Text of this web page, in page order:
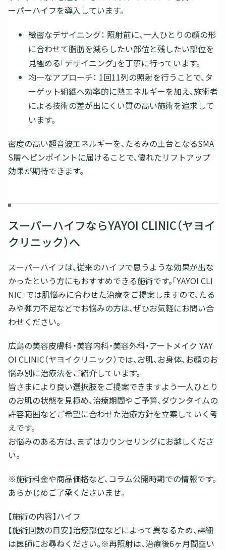
ーパーハイフを導入しています。
緻密なデザイニング： 照射前に、一人ひとりの顔の形
に合わせて脂肪を減らしたい部位と残したい部位を
見極める「デザイニング」を丁寧に行っています。
均一なアプローチ： 1回11列の照射を行うことで、タ
ーゲット組織へ効率的に熱エネルギーを加え、施術者
による技術の差が出にくい質の高い施術を追求して
います。
密度の高い超音波エネルギーを、たるみの土台となるSMA
S層へピンポイントに届けることで、優れたリフトアップ
効果が期待できます。
スーパーハイフならYAYOI CLINIC（ヤヨイ
クリニック）へ
スーパーハイフは、従来のハイフで思うような効果が出な
かったという方にもおすすめできる施術です。「YAYOI CLI
NIC」では肌悩みに合わせた治療をご提案しますので、たる
みや弾力不足などでお悩みの方は、ぜひお気軽にお問い合
わせください。
広島の美容皮膚科・美容内科・美容外科・アートメイク YAY
OI CLINIC（ヤヨイクリニック）では、お肌、お身体、お顔のお
悩み別に治療法をご紹介しています。
皆さまにより良い選択肢をご提案できますよう一人ひとり
のお肌の状態を見極め、治療期間やご予算、ダウンタイムの
許容範囲などご希望に合わせた治療方針を立案していく考
えです。
お悩みのある方は、まずはカウンセリングにお越しくださ
い。
※施術料金や商品価格など、コラム公開時期での情報です。
あらかじめご了承くださいませ。
【施術の内容】ハイフ
【施術回数の目安】治療部位などによって異なるため、詳細
は医師にお尋ねください。※再照射は、治療後6ヶ月間空い